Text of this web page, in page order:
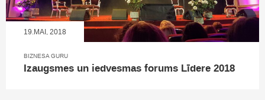
19.MAI, 2018
BIZNESA GURU
Izaugsmes un iedvesmas forums Līdere 2018